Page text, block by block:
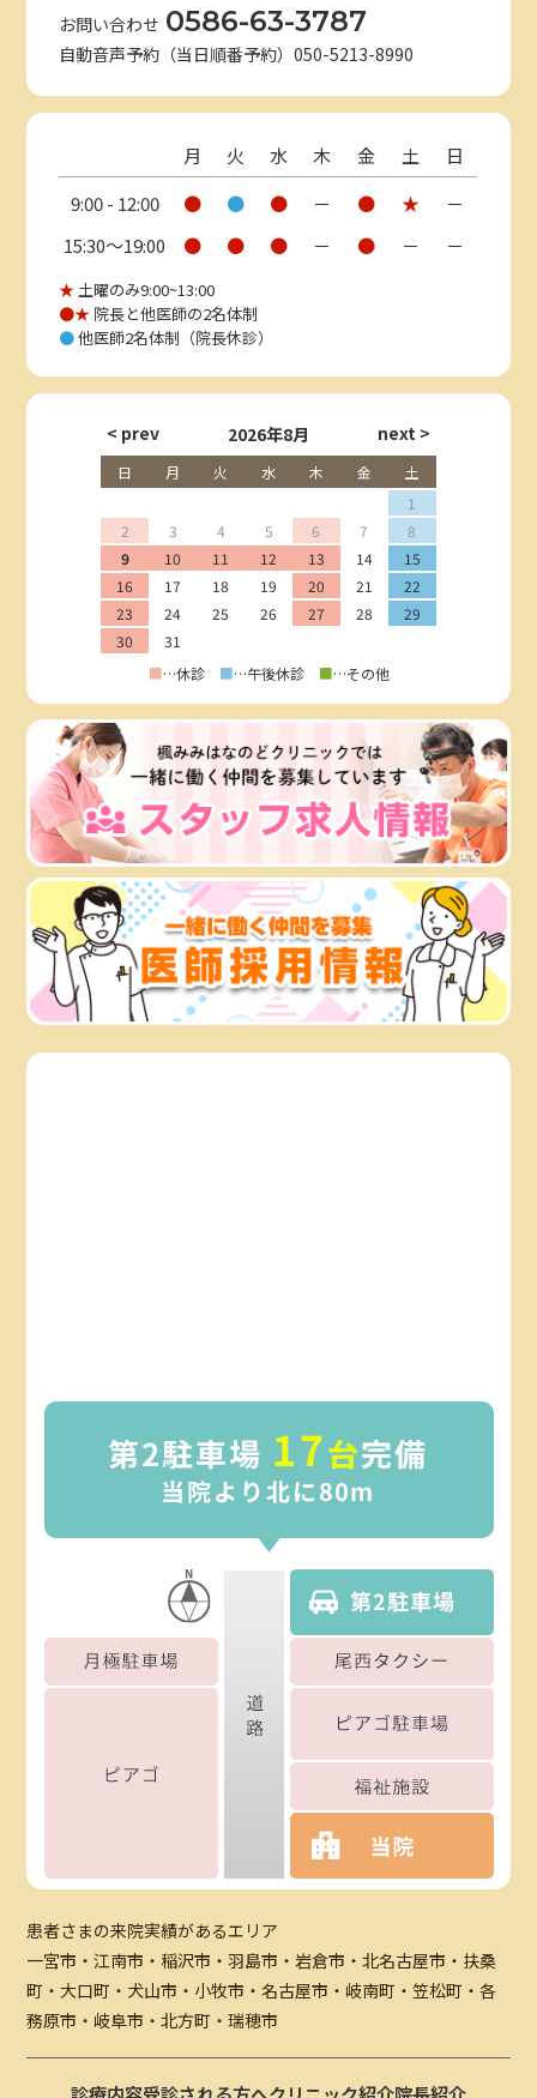
お問い合わせ 0586-63-3787
自動音声予約（当日順番予約）050-5213-8990
月 火 水 木 金 土
日
9:00 - 12:00
● ● ● － ● ★
－
15:30〜19:00
● ● ● － ● － －
★ 土曜のみ9:00~13:00
●★ 院長と他医師の2名体制
●他医師2名体制（院長休診）
2026年8月
日 月 火 水 木 金
土
1
2
3 4 5 6 7
8
9
10 11 12 13 14
15
16
17 18 19 20 21
22
23
24 25 26 27 28
29
30
31
■…休診 ■…午後休診 ■…その他
患者さまの来院実績があるエリア
一宮市・江南市・稲沢市・羽島市・岩倉市・北名古屋市・扶桑
町・大口町・犬山市・小牧市・名古屋市・岐南町・笠松町・各
務原市・岐阜市・北方町・瑞穂市